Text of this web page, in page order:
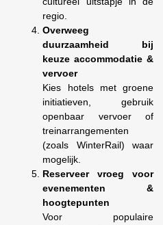
regio.
Overweeg
duurzaamheid bij
keuze accommodatie &
vervoer
Kies hotels met groene
initiatieven, gebruik
openbaar vervoer of
treinarrangementen
(zoals WinterRail) waar
mogelijk.
Reserveer vroeg voor
evenementen &
hoogtepunten
Voor populaire